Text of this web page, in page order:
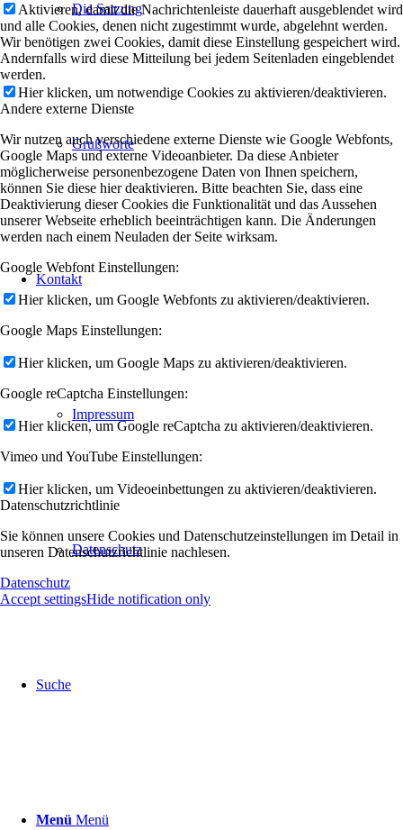
Die Satzung
Grußworte
Kontakt
Impressum
Datenschutz
Suche
Menü Menü
Aktivieren, damit die Nachrichtenleiste dauerhaft ausgeblendet wird
und alle Cookies, denen nicht zugestimmt wurde, abgelehnt werden.
Wir benötigen zwei Cookies, damit diese Einstellung gespeichert wird.
Andernfalls wird diese Mitteilung bei jedem Seitenladen eingeblendet
werden.
Hier klicken, um notwendige Cookies zu aktivieren/deaktivieren.
Andere externe Dienste
Wir nutzen auch verschiedene externe Dienste wie Google Webfonts,
Google Maps und externe Videoanbieter. Da diese Anbieter
möglicherweise personenbezogene Daten von Ihnen speichern,
können Sie diese hier deaktivieren. Bitte beachten Sie, dass eine
Deaktivierung dieser Cookies die Funktionalität und das Aussehen
unserer Webseite erheblich beeinträchtigen kann. Die Änderungen
werden nach einem Neuladen der Seite wirksam.
Google Webfont Einstellungen:
Hier klicken, um Google Webfonts zu aktivieren/deaktivieren.
Google Maps Einstellungen:
Hier klicken, um Google Maps zu aktivieren/deaktivieren.
Google reCaptcha Einstellungen:
Hier klicken, um Google reCaptcha zu aktivieren/deaktivieren.
Vimeo und YouTube Einstellungen:
Hier klicken, um Videoeinbettungen zu aktivieren/deaktivieren.
Datenschutzrichtlinie
Sie können unsere Cookies und Datenschutzeinstellungen im Detail in
unseren Datenschutzrichtlinie nachlesen.
Datenschutz
Accept settingsHide notification only